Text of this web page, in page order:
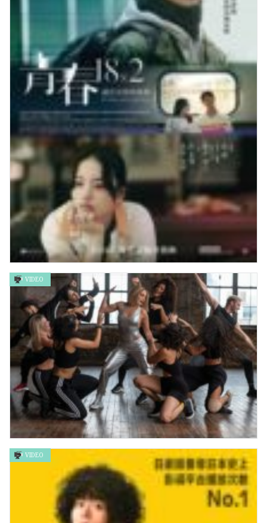
青春18×2通往有你的旅程 18×2 Beyond Youthful Days
非常巨星揀老公 Marry Me
VIDEO
VIDEO